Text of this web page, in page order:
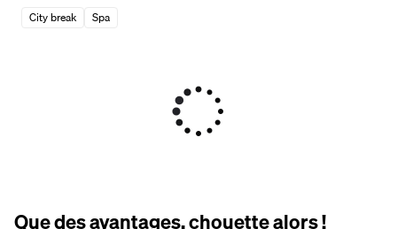
City break
Spa
Que des avantages, chouette alors !